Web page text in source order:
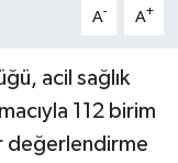
A- A+
acil sağlık
112 birim
değerlendirme